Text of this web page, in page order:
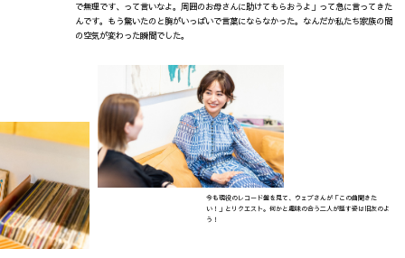
で無理です、って言いなよ。周囲のお母さんに助けてもらおうよ」って急に言ってきた
んです。もう驚いたのと胸がいっぱいで言葉にならなかった。なんだか私たち家族の間
の空気が変わった瞬間でした。
今も現役のレコード盤を見て、 ウェブさんが「この曲聞きた
い！」とリクエスト。何かと趣味の合う二人が話す姿は旧友のよ
う！